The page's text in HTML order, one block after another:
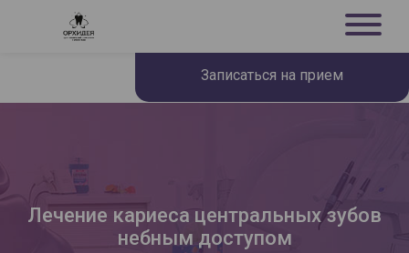
Записаться на прием
Лечение кариеса центральных зубов
небным доступом